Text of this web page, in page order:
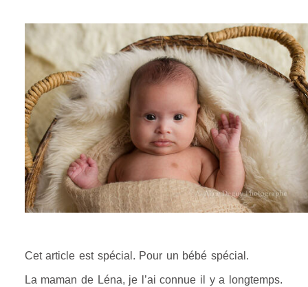
Cet article est spécial. Pour un bébé spécial.
La maman de Léna, je l’ai connue il y a longtemps.